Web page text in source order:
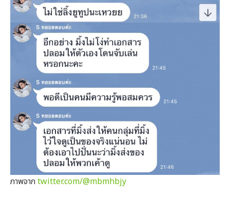
ภาพจาก twitter.com/@mbmhbjy